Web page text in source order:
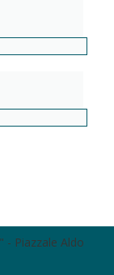
- Piazzale Aldo